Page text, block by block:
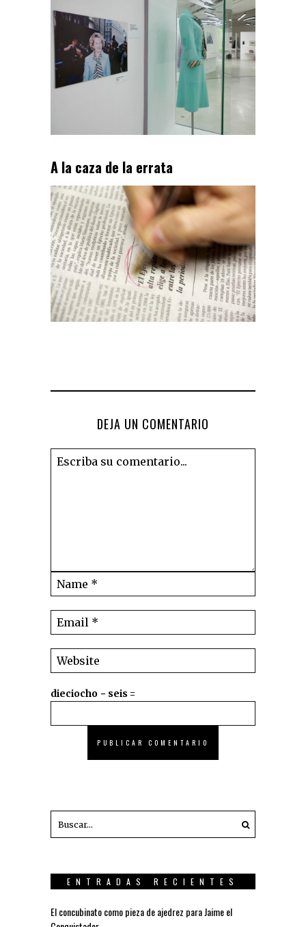
A la caza de la errata
DEJA UN COMENTARIO
dieciocho − seis =
ENTRADAS RECIENTES
El concubinato como pieza de ajedrez para Jaime el